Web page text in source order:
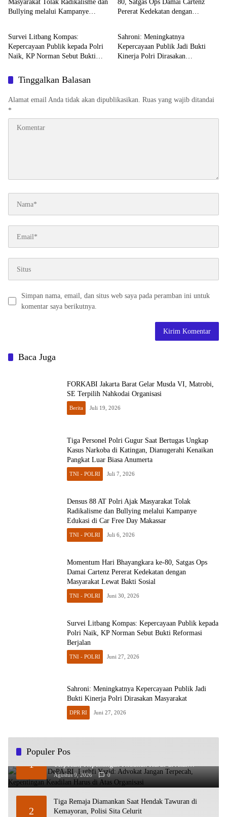
Masyarakat Tolak Radikalisme dan
Bullying melalui Kampanye
80, Satgas Ops Damai Cartenz
Pererat Kedekatan dengan
TNI - POLRI
Survei Litbang Kompas:
Kepercayaan Publik kepada Polri
Naik, KP Norman Sebut Bukti
DPR RI
Sahroni: Meningkatnya
Kepercayaan Publik Jadi Bukti
Kinerja Polri Dirasakan
Tinggalkan Balasan
Alamat email Anda tidak akan dipublikasikan. Ruas yang wajib ditandai
*
Simpan nama, email, dan situs web saya pada peramban ini untuk
komentar saya berikutnya.
Baca Juga
FORKABI Jakarta Barat Gelar Musda VI, Matrobi,
SE Terpilih Nahkodai Organisasi
Berita Juli 19, 2026
Tiga Personel Polri Gugur Saat Bertugas Ungkap
Kasus Narkoba di Katingan, Dianugerahi Kenaikan
Pangkat Luar Biasa Anumerta
TNI - POLRI Juli 7, 2026
Densus 88 AT Polri Ajak Masyarakat Tolak
Radikalisme dan Bullying melalui Kampanye
Edukasi di Car Free Day Makassar
TNI - POLRI Juli 6, 2026
Momentum Hari Bhayangkara ke-80, Satgas Ops
Damai Cartenz Pererat Kedekatan dengan
Masyarakat Lewat Bakti Sosial
TNI - POLRI Juni 30, 2026
Survei Litbang Kompas: Kepercayaan Publik kepada
Polri Naik, KP Norman Sebut Bukti Reformasi
Berjalan
TNI - POLRI Juni 27, 2026
Sahroni: Meningkatnya Kepercayaan Publik Jadi
Bukti Kinerja Polri Dirasakan Masyarakat
DPR RI Juni 27, 2026
Populer Pos
1
HUT ke-2 DePA-RI, Luthfi Yazid: Advokat Jangan
Terpecah, Kepentingan Keadilan Harus di Atas
Organisasi
Agustus 9, 2026 0
2
Tiga Remaja Diamankan Saat Hendak Tawuran di
Kemayoran, Polisi Sita Celurit